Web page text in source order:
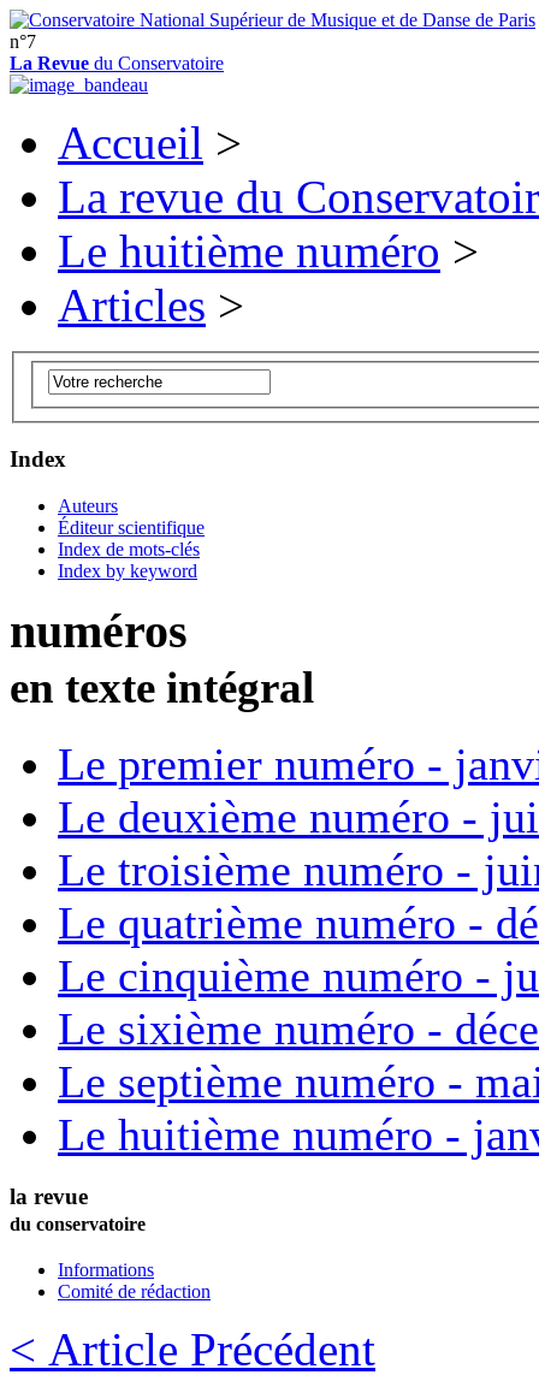
n°7
La Revue du Conservatoire
Accueil >
La revue du
Le huitième numéro >
Articles >
Index
Auteurs
Éditeur scientifique
Index de mots-clés
Index by keyword
numéros
en texte intégral
Le premier numéro -
Le deuxième numéro -
Le troisième numéro -
Le quatrième numéro -
Le cinquième numéro -
Le sixième numéro -
Le septième numéro -
Le huitième numéro -
la revue
du conservatoire
Informations
Comité de rédaction
< Article Précédent